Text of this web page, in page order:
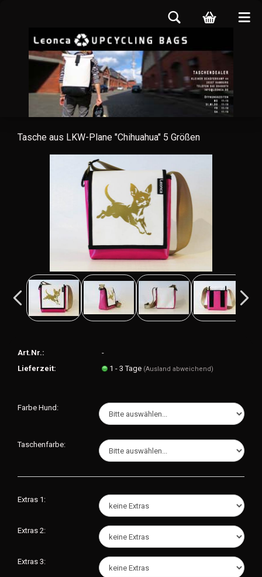
Tasche aus LKW-Plane "Chihuahua" 5 Größen
Art.Nr.:
-
Lieferzeit:
1 - 3 Tage (Ausland abweichend)
Farbe Hund:
Taschenfarbe:
Extras 1:
Extras 2:
Extras 3: